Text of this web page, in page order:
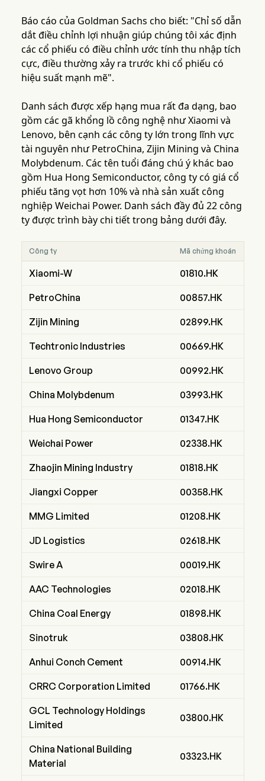
Báo cáo của Goldman Sachs cho biết: "Chỉ số dẫn
dắt điều chỉnh lợi nhuận giúp chúng tôi xác định
các cổ phiếu có điều chỉnh ước tính thu nhập tích
cực, điều thường xảy ra trước khi cổ phiếu có
hiệu suất mạnh mẽ".
Danh sách được xếp hạng mua rất đa dạng, bao
gồm các gã khổng lồ công nghệ như Xiaomi và
Lenovo, bên cạnh các công ty lớn trong lĩnh vực
tài nguyên như PetroChina, Zijin Mining và China
Molybdenum. Các tên tuổi đáng chú ý khác bao
gồm Hua Hong Semiconductor, công ty có giá cổ
phiếu tăng vọt hơn 10% và nhà sản xuất công
nghiệp Weichai Power. Danh sách đầy đủ 22 công
ty được trình bày chi tiết trong bảng dưới đây.
Công ty Mã chứng khoán
Xiaomi-W 01810.HK
PetroChina 00857.HK
Zijin Mining 02899.HK
Techtronic Industries 00669.HK
Lenovo Group 00992.HK
China Molybdenum 03993.HK
Hua Hong Semiconductor 01347.HK
Weichai Power 02338.HK
Zhaojin Mining Industry 01818.HK
Jiangxi Copper 00358.HK
MMG Limited 01208.HK
JD Logistics 02618.HK
Swire A 00019.HK
AAC Technologies 02018.HK
China Coal Energy 01898.HK
Sinotruk 03808.HK
Anhui Conch Cement 00914.HK
CRRC Corporation Limited 01766.HK
GCL Technology Holdings
Limited
03800.HK
China National Building
Material
03323.HK